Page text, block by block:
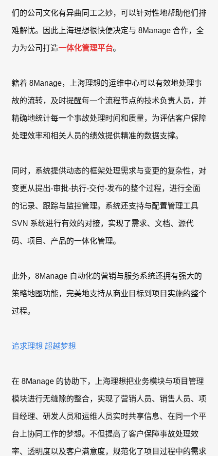
们的公司文化有异曲同工之妙，可以针对性地帮助他们排
难解忧。因此上海理想很快便决定与 8Manage 合作，全
力为公司打造一体化管理平台。
籍着 8Manage，上海理想的运维中心可以有效地处理事
故的流转，及时提醒每一个流程节点的技术负责人员，并
精确地统计每一个事故处理时间和质量，为评估客户保障
处理效率和相关人员的绩效提供精准的数据支撑。
同时，系统提供动态的框架处理需求与变更的复杂性，对
变更从提出-审批-执行-交付-发布的整个过程，进行全面
的记录、跟踪与监控管理。系统还支持与配置管理工具
SVN 系统进行有效的对接，实现了需求、文档、源代
码、项目、产品的一体化管理。
此外，8Manage 自动化的营销与服务系统还拥有强大的
策略地图功能，完美地支持从商业目标到项目实施的整个
过程。
追求理想 超越梦想
在 8Manage 的协助下，上海理想把业务模块与项目管理
模块进行无缝隙的整合，实现了营销人员、销售人员、项
目经理、研发人员和运维人员实时共享信息、在同一个平
台上协同工作的梦想。不但提高了客户保障事故处理效
率、透明度以及客户满意度，规范化了项目过程中的需求